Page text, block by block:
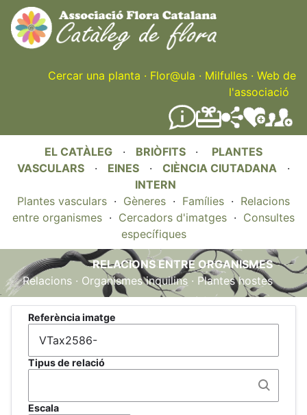
Skip
to
main
content
Cercar una planta · Flor@ula · Milfulles · Web de
l'associació
EL CATÀLEG · BRIÒFITS · PLANTES
VASCULARS · EINES · CIÈNCIA CIUTADANA ·
INTERN
Plantes vasculars · Gèneres · Famílies · Relacions
entre organismes · Cercadors d'imatges · Consultes
específiques
RELACIONS ENTRE ORGANISMES
Relacions · Organismes inquilins · Plantes hostes
Referència imatge
Tipus de relació
Escala